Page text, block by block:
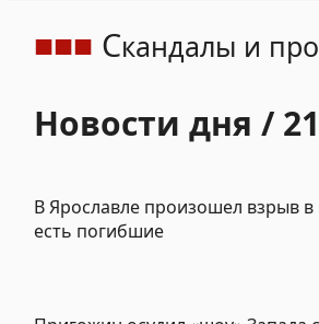
Скандалы и
Новости дня /
В Ярославле произошел взрыв
есть погибшие